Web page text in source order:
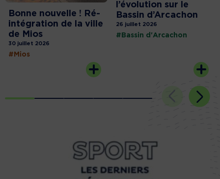
Bonne nouvelle ! Ré-
intégration de la ville
de Mios
30 juillet 2026
#Mios
l’évolution sur le
Bassin d’Arcachon
26 juillet 2026
#Bassin d'Arcachon